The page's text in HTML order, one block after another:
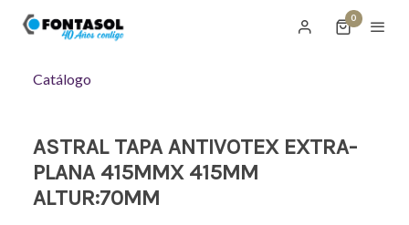
0
Catálogo
ASTRAL TAPA ANTIVOTEX EXTRA-
PLANA 415MMX 415MM
ALTUR:70MM